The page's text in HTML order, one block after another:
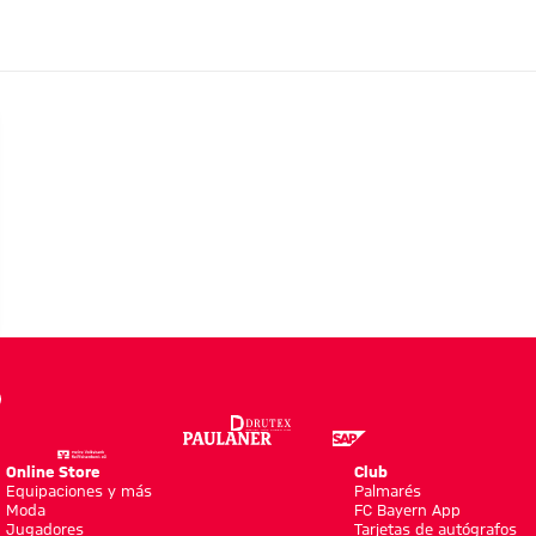
Online Store
Equipaciones y más
Moda
Jugadores
Club
Palmarés
FC Bayern App
Tarjetas de autógrafos